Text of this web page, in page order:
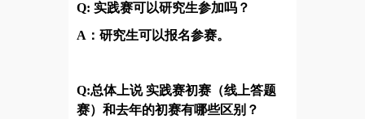
Q: 实践赛可以研究生参加吗？
A：研究生可以报名参赛。
Q:总体上说 实践赛初赛（线上答题
赛）和去年的初赛有哪些区别？